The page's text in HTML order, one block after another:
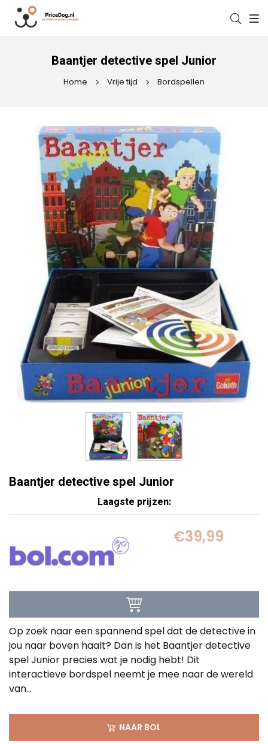
Baantjer detective spel Junior
Home Vrije tijd Bordspellen
Baantjer detective spel Junior
Laagste prijzen:
€39,99
Op zoek naar een spannend spel dat de detective in
jou naar boven haalt? Dan is het Baantjer detective
spel Junior precies wat je nodig hebt! Dit
interactieve bordspel neemt je mee naar de wereld
van...
NAAR BOL